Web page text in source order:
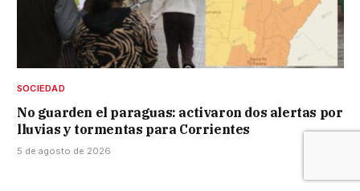
SOCIEDAD
No guarden el paraguas: activaron dos alertas por
lluvias y tormentas para Corrientes
5 de agosto de 2026